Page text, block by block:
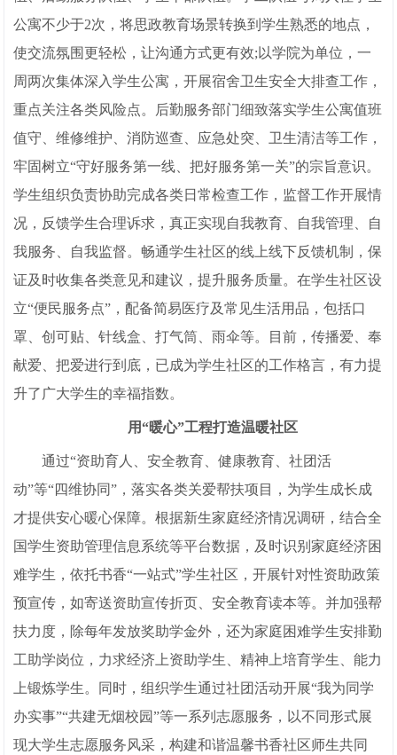
公寓不少于2次，将思政教育场景转换到学生熟悉的地点，
使交流氛围更轻松，让沟通方式更有效;以学院为单位，一
周两次集体深入学生公寓，开展宿舍卫生安全大排查工作，
重点关注各类风险点。后勤服务部门细致落实学生公寓值班
值守、维修维护、消防巡查、应急处突、卫生清洁等工作，
牢固树立“守好服务第一线、把好服务第一关”的宗旨意识。
学生组织负责协助完成各类日常检查工作，监督工作开展情
况，反馈学生合理诉求，真正实现自我教育、自我管理、自
我服务、自我监督。畅通学生社区的线上线下反馈机制，保
证及时收集各类意见和建议，提升服务质量。在学生社区设
立“便民服务点”，配备简易医疗及常见生活用品，包括口
罩、创可贴、针线盒、打气筒、雨伞等。目前，传播爱、奉
献爱、把爱进行到底，已成为学生社区的工作格言，有力提
升了广大学生的幸福指数。
用“暖心”工程打造温暖社区
通过“资助育人、安全教育、健康教育、社团活
动”等“四维协同”，落实各类关爱帮扶项目，为学生成长成
才提供安心暖心保障。根据新生家庭经济情况调研，结合全
国学生资助管理信息系统等平台数据，及时识别家庭经济困
难学生，依托书香“一站式”学生社区，开展针对性资助政策
预宣传，如寄送资助宣传折页、安全教育读本等。并加强帮
扶力度，除每年发放奖助学金外，还为家庭困难学生安排勤
工助学岗位，力求经济上资助学生、精神上培育学生、能力
上锻炼学生。同时，组织学生通过社团活动开展“我为同学
办实事”“共建无烟校园”等一系列志愿服务，以不同形式展
现大学生志愿服务风采，构建和谐温馨书香社区师生共同